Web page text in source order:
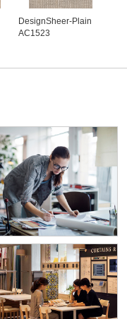
DesignSheer-Plain
AC1523